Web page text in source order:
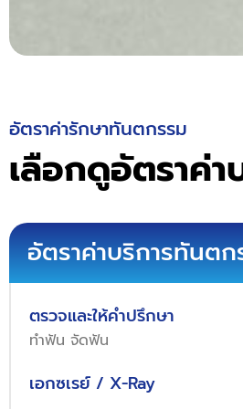
อัตราค่ารักษาทันตกรรม
เลือกดูอัตราค่า
อัตราค่าบริการทันตก
ตรวจและให้คำปรึกษา
ทำฟัน จัดฟัน
เอกซเรย์ / X-Ray